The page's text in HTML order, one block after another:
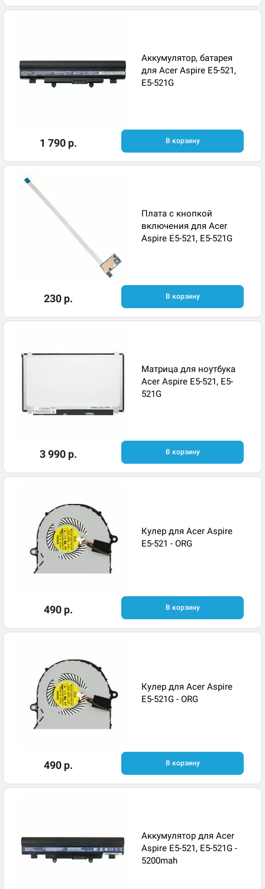
Аккумулятор, батарея
для Acer Aspire E5-521,
E5-521G
1 790 р. В корзину
Плата с кнопкой
включения для Acer
Aspire E5-521, E5-521G
230 р. В корзину
Матрица для ноутбука
Acer Aspire E5-521, E5-
521G
3 990 р. В корзину
Кулер для Acer Aspire
E5-521 - ORG
490 р. В корзину
Кулер для Acer Aspire
E5-521G - ORG
490 р. В корзину
Аккумулятор для Acer
Aspire E5-521, E5-521G -
5200mah